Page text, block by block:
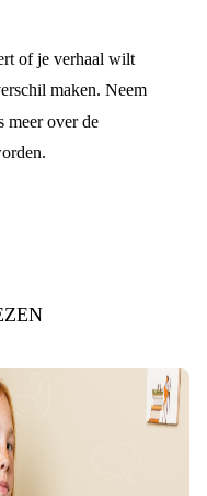
of je verhaal wilt
maken. Neem
meer over de